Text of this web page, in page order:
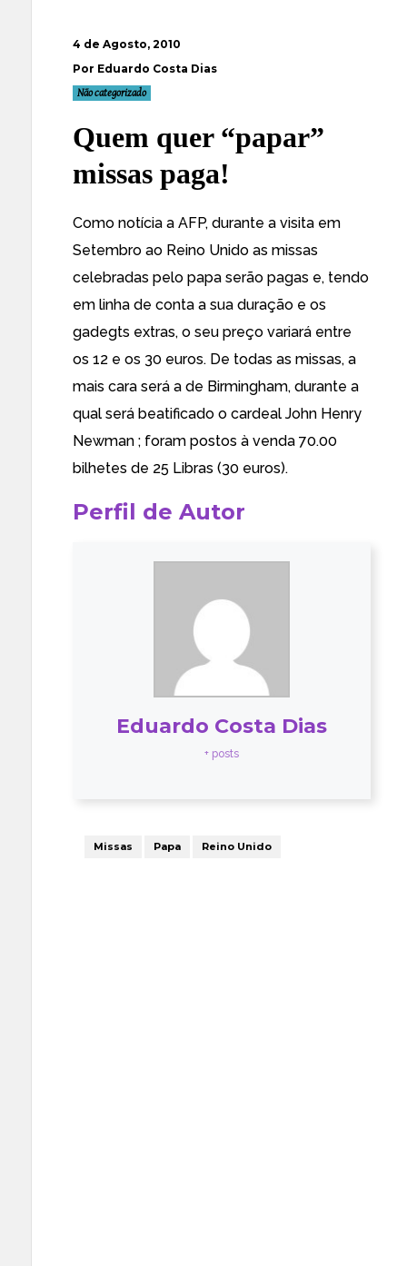
4 de Agosto, 2010
Por Eduardo Costa Dias
Não categorizado
Quem quer “papar”
missas paga!
Como notícia a AFP, durante a visita em
Setembro ao Reino Unido as missas
celebradas pelo papa serão pagas e, tendo
em linha de conta a sua duração e os
gadegts extras, o seu preço variará entre
os 12 e os 30 euros. De todas as missas, a
mais cara será a de Birmingham, durante a
qual será beatificado o cardeal John Henry
Newman ; foram postos à venda 70.00
bilhetes de 25 Libras (30 euros).
Perfil de Autor
Eduardo Costa Dias
+ posts
Missas Papa Reino Unido